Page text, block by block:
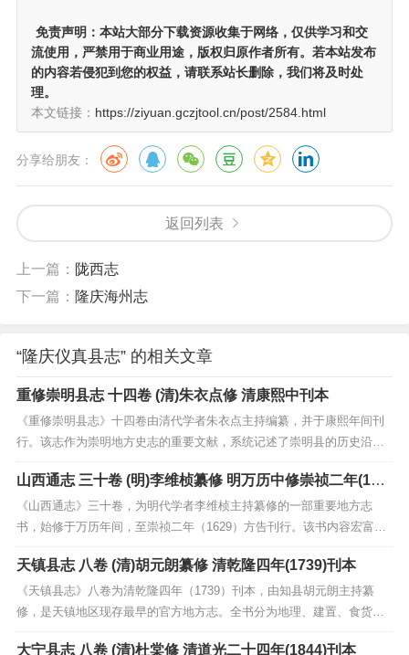
免责声明： 本站大部分下载资源收集于网络，仅供学习和交
流使用，严禁用于商业用途，版权归原作者所有。若本站发布
的内容若侵犯到您的权益，请联系站长删除，我们将及时处
理。
本文链接： https://ziyuan.gczjtool.cn/post/2584.html
分享给朋友：
返回列表
上一篇： 陇西志
下一篇： 隆庆海州志
“隆庆仪真县志” 的相关文章
重修崇明县志 十四卷 (清)朱衣点修 清康熙中刊本
《重修崇明县志》十四卷由清代学者朱衣点主持编纂，并于康熙年间刊
行。该志作为崇明地方史志的重要文献，系统记述了崇明县的历史沿
革、地理环境、人文风俗、经济物产及社会变迁等内容，尤其详载清初
以前崇明岛的自然变化与行政建制。此版本在继承前人修志成果基础
上，增补完善，体例严谨，考据精详，具有较高的历史文献价值...
山西通志 三十卷 (明)李维桢纂修 明万历中修崇祯二年(162
9)刊本
《山西通志》三十卷，为明代学者李维桢主持纂修的一部重要地方志
书，始修于万历年间，至崇祯二年（1629）方告刊行。该书内容宏富，
涵盖山西地区的建置沿革、山川形胜、田赋户口、职官选举、人物传
记、风俗物产等诸多方面，系统记载了明代山西省的自然与人文状况。
体例严谨，资料翔实，既承袭前代方志传统，又融入时代特...
天镇县志 八卷 (清)胡元朗纂修 清乾隆四年(1739)刊本
《天镇县志》八卷为清乾隆四年（1739）刊本，由知县胡元朗主持纂
修，是天镇地区现存最早的官方地方志。全书分为地理、建置、食货、
官师、选举、人物、艺文、祥异八门，系统记载了当地疆域沿革、山川
大宁县志 八卷 (清)杜棠修 清道光二十四年(1844)刊本